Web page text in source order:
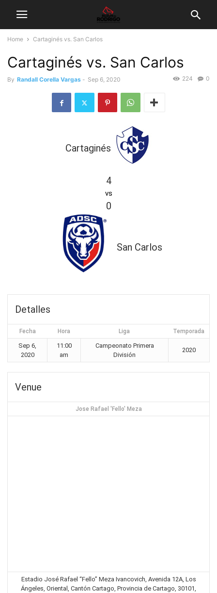
Home Cartaginés vs. San Carlos
Cartaginés vs. San Carlos
By Randall Corella Vargas - Sep 6, 2020 0
224
Cartaginés
4
vs
0
San Carlos
Detalles
Fecha Hora Liga Temporada
Sep 6,
2020
11:00
am
Campeonato Primera
División
2020
Venue
Jose Rafael 'Fello' Meza
Estadio José Rafael “Fello” Meza Ivancovich, Avenida 12A, Los
Ángeles, Oriental, Cantón Cartago, Provincia de Cartago, 30101,